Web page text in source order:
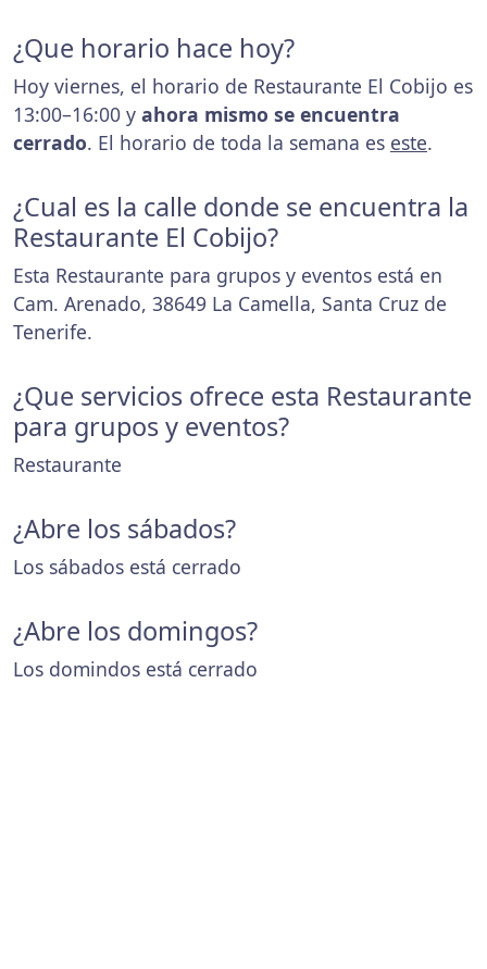
¿Que horario hace hoy?
Hoy viernes, el horario de Restaurante El Cobijo es
13:00–16:00 y ahora mismo se encuentra
cerrado. El horario de toda la semana es este.
¿Cual es la calle donde se encuentra la
Restaurante El Cobijo?
Esta Restaurante para grupos y eventos está en
Cam. Arenado, 38649 La Camella, Santa Cruz de
Tenerife.
¿Que servicios ofrece esta Restaurante
para grupos y eventos?
Restaurante
¿Abre los sábados?
Los sábados está cerrado
¿Abre los domingos?
Los domindos está cerrado